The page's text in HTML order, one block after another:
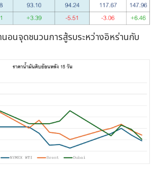
นอนจุดชนวนการสู้รบระหว่างอิหร่านกับ